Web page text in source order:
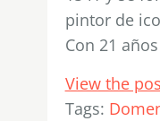
pintor de
Con 21
View the
Tags: